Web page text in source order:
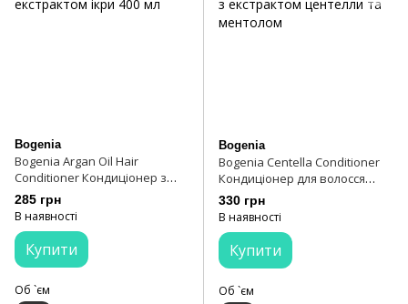
Bogenia
Bogenia Argan Oil Hair
Conditioner Кондиціонер з
аргановою олією та
екстрактом ікри 400 мл
285 грн
В наявності
Купити
Об `єм
Bogenia
Bogenia Centella Conditioner
Кондиціонер для волосся
зволожуючий з екстрактом
центелли та ментолом
330 грн
В наявності
Купити
Об `єм